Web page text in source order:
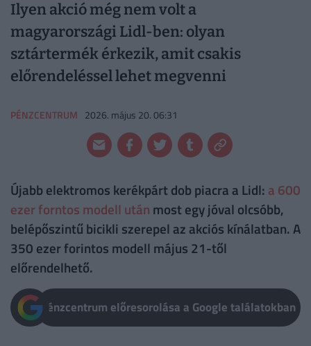
Ilyen akció még nem volt a
magyarországi Lidl-ben: olyan
sztártermék érkezik, amit csakis
előrendeléssel lehet megvenni
PÉNZCENTRUM 2026. május 20. 06:31
Újabb elektromos kerékpárt dob piacra a Lidl: a 600
ezer forntos modell után most egy jóval olcsóbb,
belépőszintű bicikli szerepel az akciós kínálatban. A
350 ezer forintos modell május 21-től
előrendelhető.
Pénzcentrum előresorolása a Google találatokban